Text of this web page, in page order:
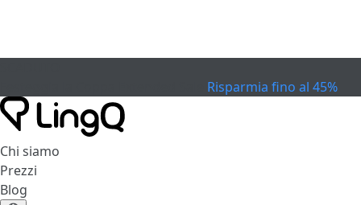
Risparmia fino al 45%
Chi siamo
Prezzi
Blog